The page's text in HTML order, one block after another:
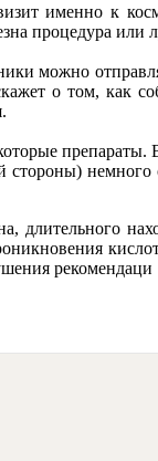
именно к
процедура
можно
о том, как
длительного
рекомендаци